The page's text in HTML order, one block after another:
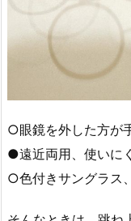
○眼鏡を外した方が
●遠近両用、使いに
○色付きサングラス